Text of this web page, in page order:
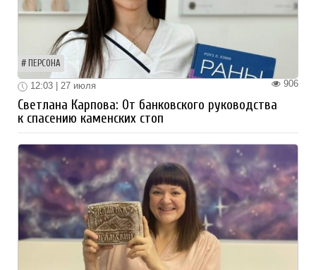
ПЕРСОНА
906
12:03 | 27 июля
Светлана Карпова: От банковского руководства
к спасению каменских стоп